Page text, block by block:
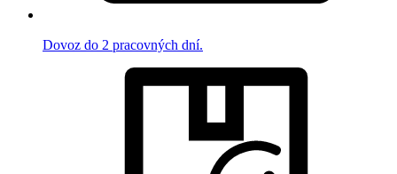
Dovoz do 2 pracovných dní.